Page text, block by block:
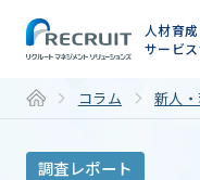
人材育
サービ
コラム 新人
調査レポート